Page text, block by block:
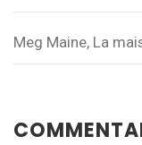
Meg Maine, La